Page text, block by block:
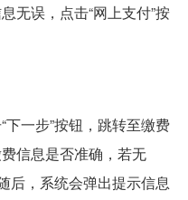
无误，点击“网上支付”按
一步”按钮，跳转至缴费
信息是否准确，若无
后，系统会弹出提示信息